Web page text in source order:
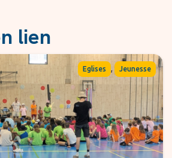
lien
Eglises , Jeunesse